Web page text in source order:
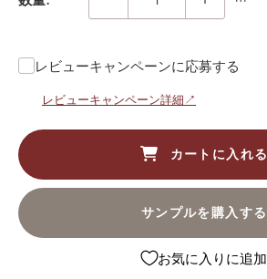
レビューキャンペーンに応募する
レビューキャンペーン詳細↗
カートに入れる
サンプルを購入する
お気に入りに追加